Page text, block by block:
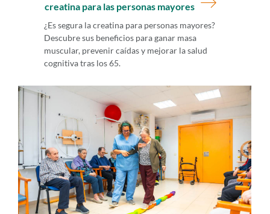
creatina para las personas mayores
¿Es segura la creatina para personas mayores?
Descubre sus beneficios para ganar masa
muscular, prevenir caídas y mejorar la salud
cognitiva tras los 65.